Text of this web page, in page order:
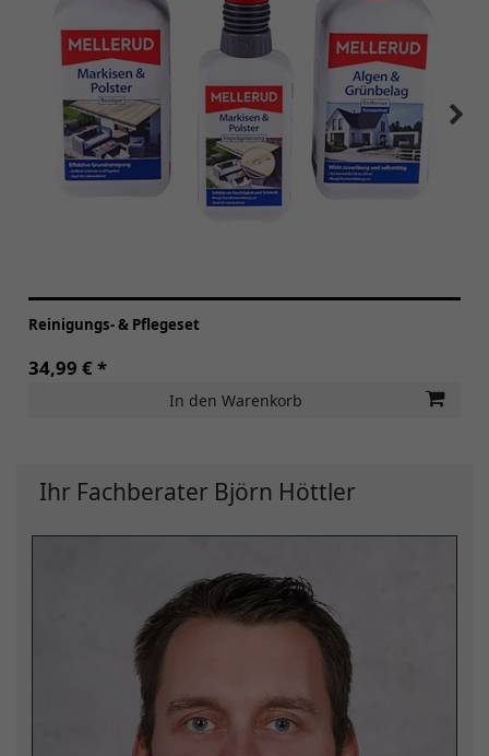
Reinigungs- & Pflegeset
34,99 € *
In den Warenkorb
Ihr Fachberater Björn Höttler